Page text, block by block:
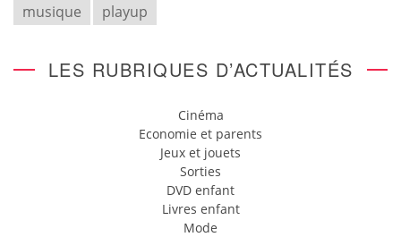
musique
playup
LES RUBRIQUES D’ACTUALITÉS
Cinéma
Economie et parents
Jeux et jouets
Sorties
DVD enfant
Livres enfant
Mode